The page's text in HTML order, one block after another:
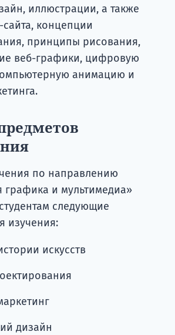
иллюстрации, а также
сайта, концепции
принципы рисования,
веб-графики, цифровую
анимацию и
по направлению
графика и мультимедиа»
следующие
изучения:
искусств
дизайн